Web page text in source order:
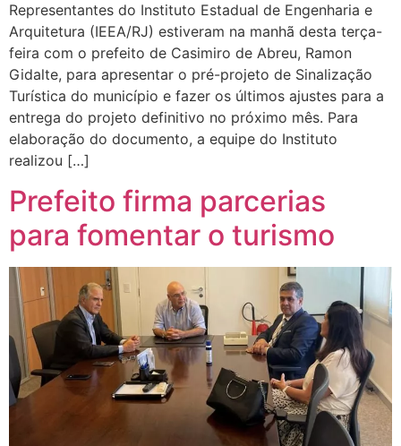
Representantes do Instituto Estadual de Engenharia e
Arquitetura (IEEA/RJ) estiveram na manhã desta terça-
feira com o prefeito de Casimiro de Abreu, Ramon
Gidalte, para apresentar o pré-projeto de Sinalização
Turística do município e fazer os últimos ajustes para a
entrega do projeto definitivo no próximo mês. Para
elaboração do documento, a equipe do Instituto
realizou […]
Prefeito firma parcerias
para fomentar o turismo